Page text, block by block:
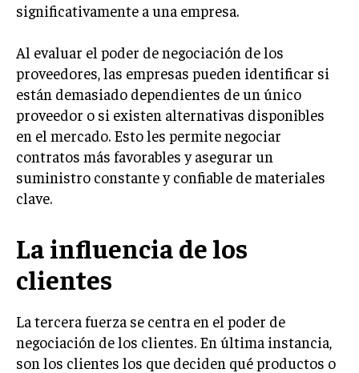
IMPORTACIÓN Y EXPORTACIÓN
ALIANZAS ESTRATÉGICAS
TECNOLOGIA
SOSTENIBILIDAD Y MEDIO AMBIENTE
GESTIÓN DE LA INNOVACIÓN TECNOLÓGICA
TRANSFORMACIÓN DIGITAL
CIBERSEGURIDAD EMPRESARIAL
ESTRATEGIA
EMPRESAS FAMILIARES Y SUCESIÓN
GESTIÓN DEL RIESGO EMPRESARIAL
significativamente a una empresa.
Al evaluar el poder de negociación de los
proveedores, las empresas pueden identificar si
están demasiado dependientes de un único
proveedor o si existen alternativas disponibles
en el mercado. Esto les permite negociar
contratos más favorables y asegurar un
suministro constante y confiable de materiales
clave.
La influencia de los
clientes
La tercera fuerza se centra en el poder de
negociación de los clientes. En última instancia,
son los clientes los que deciden qué productos o